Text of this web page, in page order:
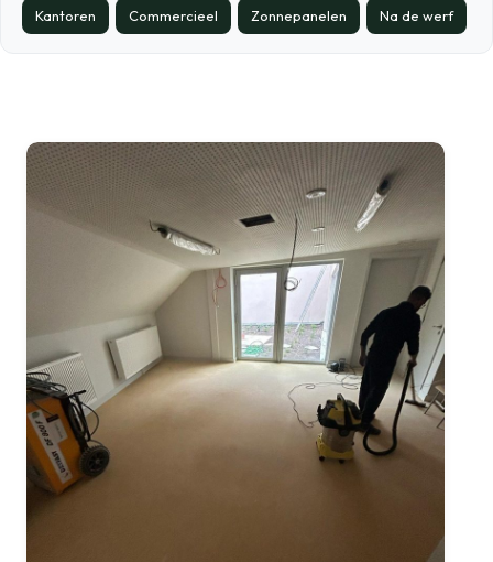
Kantoren Commercieel Zonnepanelen Na de werf